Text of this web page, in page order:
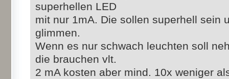
superhellen LED
mit nur 1mA. Die sollen superhell sein
glimmen.
Wenn es nur schwach leuchten soll
die brauchen vlt.
2 mA kosten aber mind. 10x weniger